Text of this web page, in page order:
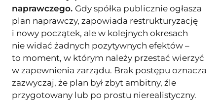
naprawczego. Gdy spółka publicznie ogłasza
plan naprawczy, zapowiada restrukturyzację
i nowy początek, ale w kolejnych okresach
nie widać żadnych pozytywnych efektów –
to moment, w którym należy przestać wierzyć
w zapewnienia zarządu. Brak postępu oznacza
zazwyczaj, że plan był zbyt ambitny, źle
przygotowany lub po prostu nierealistyczny.